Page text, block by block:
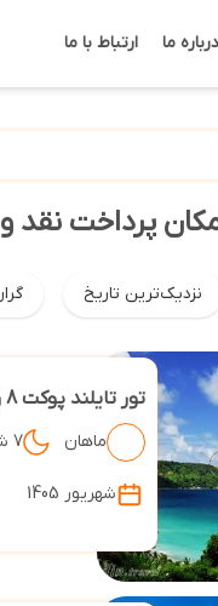
درباره ما ارتباط با ما
پرداخت نقد
نزدیک‌ترین تاریخ
تور تایلند پوکت 8 روز3 شهریور
ماهان 7 شب
شهریور 1405